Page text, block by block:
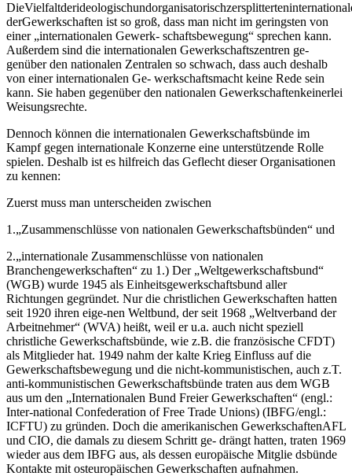
derGewerkschaften ist so groß, dass man nicht im geringsten von
einer „internationalen Gewerk- schaftsbewegung“ sprechen kann.
Außerdem sind die internationalen Gewerkschaftszentren ge-
genüber den nationalen Zentralen so schwach, dass auch deshalb
von einer internationalen Ge- werkschaftsmacht keine Rede sein
kann. Sie haben gegenüber den nationalen Gewerkschaftenkeinerlei
Weisungsrechte.
Dennoch können die internationalen Gewerkschaftsbünde im
Kampf gegen internationale Konzerne eine unterstützende Rolle
spielen. Deshalb ist es hilfreich das Geflecht dieser Organisationen
zu kennen:
Zuerst muss man unterscheiden zwischen
1.„Zusammenschlüsse von nationalen Gewerkschaftsbünden“ und
2.„internationale Zusammenschlüsse von nationalen
Branchengewerkschaften“ zu 1.) Der „Weltgewerkschaftsbund“
(WGB) wurde 1945 als Einheitsgewerkschaftsbund aller
Richtungen gegründet. Nur die christlichen Gewerkschaften hatten
seit 1920 ihren eige-nen Weltbund, der seit 1968 „Weltverband der
Arbeitnehmer“ (WVA) heißt, weil er u.a. auch nicht speziell
christliche Gewerkschaftsbünde, wie z.B. die französische CFDT)
als Mitglieder hat. 1949 nahm der kalte Krieg Einfluss auf die
Gewerkschaftsbewegung und die nicht-kommunistischen, auch z.T.
anti-kommunistischen Gewerkschaftsbünde traten aus dem WGB
aus um den „Internationalen Bund Freier Gewerkschaften“ (engl.:
Inter-national Confederation of Free Trade Unions) (IBFG/engl.:
ICFTU) zu gründen. Doch die amerikanischen GewerkschaftenAFL
und CIO, die damals zu diesem Schritt ge- drängt hatten, traten 1969
wieder aus dem IBFG aus, als dessen europäische Mitglie dsbünde
Kontakte mit osteuropäischen Gewerkschaften aufnahmen.